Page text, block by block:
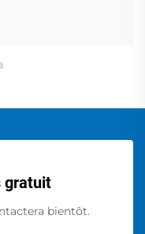
gratuit
bientôt.